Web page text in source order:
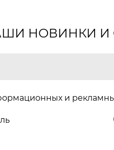
НОВИНКИ И
и